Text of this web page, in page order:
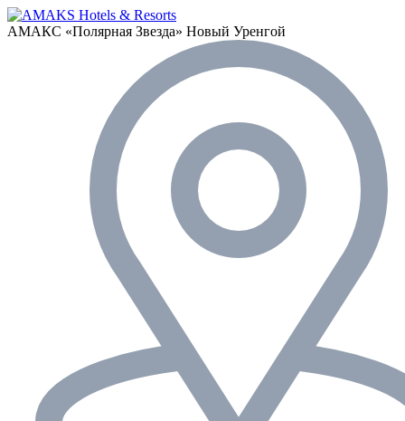
АМАКС «Полярная Звезда» Новый Уренгой